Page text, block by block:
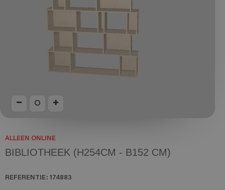
ALLEEN ONLINE
BIBLIOTHEEK (H254CM - B152 CM)
REFERENTIE: 174883